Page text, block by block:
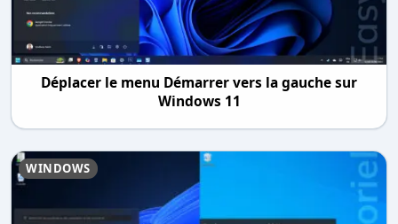
Déplacer le menu Démarrer vers la gauche sur
Windows 11
WINDOWS